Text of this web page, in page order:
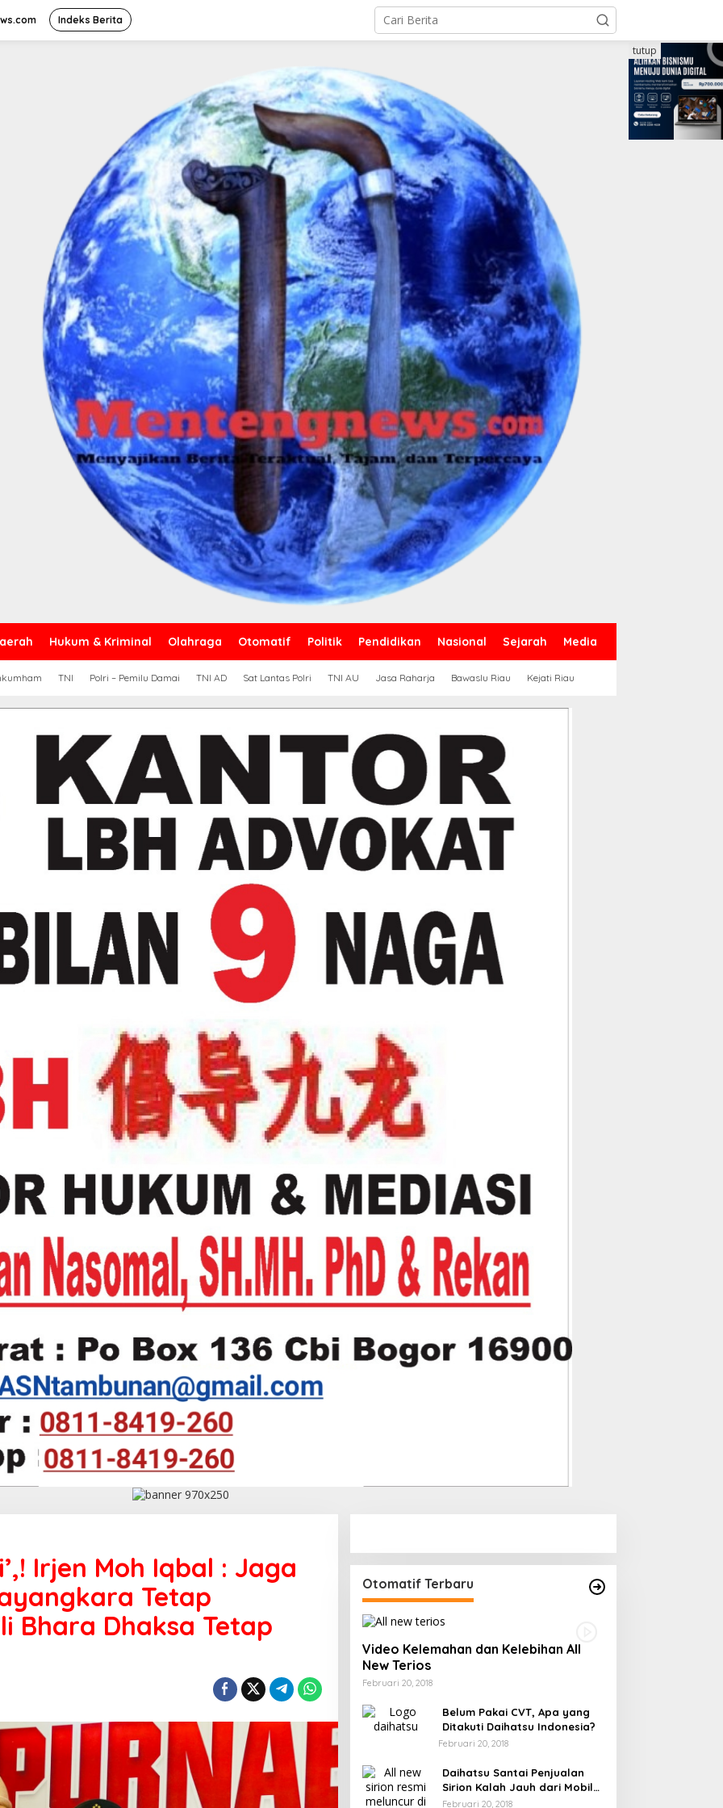
Indeks Berita
Hukum & Kriminal Olahraga Otomatif Politik Pendidikan Nasional Sejarah Media
TNI Polri – Pemilu Damai TNI AD Sat Lantas Polri TNI AU Jasa Raharja Bawaslu Riau Kejati Riau
tutup
Irjen Moh Iqbal : Jaga
Tetap
Bhara Dhaksa Tetap
Otomatif Terbaru
Video Kelemahan dan Kelebihan All
New Terios
Februari 20, 2018
Belum Pakai CVT, Apa yang
Ditakuti Daihatsu Indonesia?
Februari 20, 2018
Daihatsu Santai Penjualan
Sirion Kalah Jauh dari Mobil
LCGC
Februari 20, 2018